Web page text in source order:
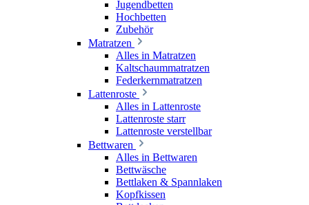
Jugendbetten
Hochbetten
Zubehör
Matratzen
Alles in Matratzen
Kaltschaummatratzen
Federkernmatratzen
Lattenroste
Alles in Lattenroste
Lattenroste starr
Lattenroste verstellbar
Bettwaren
Alles in Bettwaren
Bettwäsche
Bettlaken & Spannlaken
Kopfkissen